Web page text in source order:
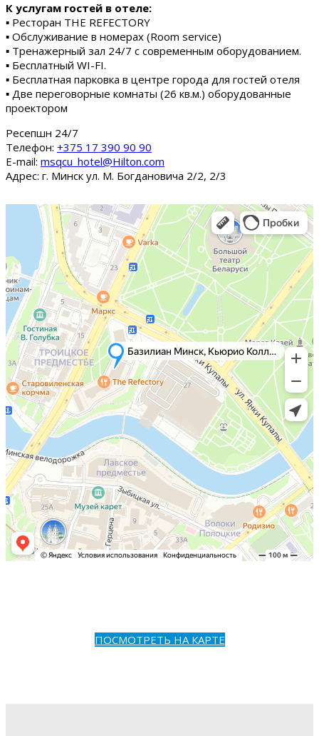
К услугам гостей в отеле:
▪ Ресторан THE REFECTORY
▪ Обслуживание в номерах (Room service)
▪ Тренажерный зал 24/7 с современным оборудованием.
▪ Бесплатный WI-FI.
▪ Бесплатная парковка в центре города для гостей отеля
▪ Две переговорные комнаты (26 кв.м.) оборудованные
проектором
Ресепшн 24/7
Tелефон: +375 17 390 90 90
E-mail: msqcu_hotel@Hilton.com
Адрес: г. Минск ул. М. Богдановича 2/2, 2/3
ПОСМОТРЕТЬ НА КАРТЕ